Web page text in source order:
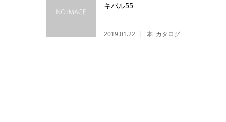
キパル55
2019.01.22 本･カタログ